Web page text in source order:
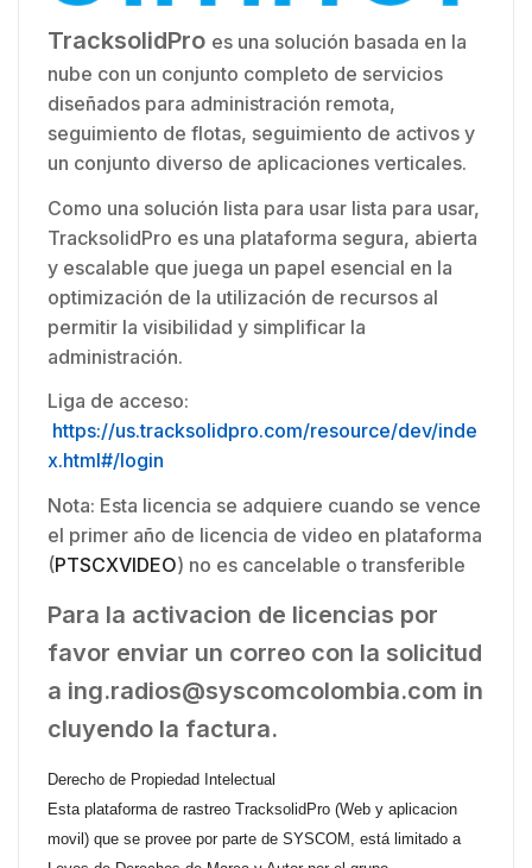
TracksolidPro es una solución basada en la
nube con un conjunto completo de servicios
diseñados para administración remota,
seguimiento de flotas, seguimiento de activos y
un conjunto diverso de aplicaciones verticales.
Como una solución lista para usar lista para usar,
TracksolidPro es una plataforma segura, abierta
y escalable que juega un papel esencial en la
optimización de la utilización de recursos al
permitir la visibilidad y simplificar la
administración.
Liga de acceso:
https://us.tracksolidpro.com/resource/dev/inde
x.html#/login
Nota: Esta licencia se adquiere cuando se vence
el primer año de licencia de video en plataforma
(PTSCXVIDEO) no es cancelable o transferible
Para la activacion de licencias por
favor enviar un correo con la solicitud
a ing.radios@syscomcolombia.com in
cluyendo la factura.
Derecho de Propiedad Intelectual
Esta plataforma de rastreo TracksolidPro (Web y aplicacion
movil) que se provee por parte de SYSCOM, está limitado a